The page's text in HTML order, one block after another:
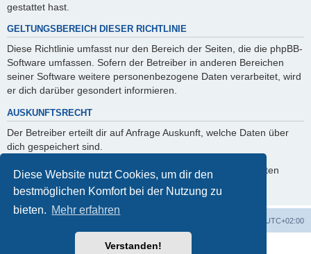
Diese Website nutzt Cookies, um dir den
bestmöglichen Komfort bei der Nutzung zu
bieten. Mehr erfahren
Verstanden!
gestattet hast.
GELTUNGSBEREICH DIESER RICHTLINIE
Diese Richtlinie umfasst nur den Bereich der Seiten, die die phpBB-
Software umfassen. Sofern der Betreiber in anderen Bereichen
seiner Software weitere personenbezogene Daten verarbeitet, wird
er dich darüber gesondert informieren.
AUSKUNFTSRECHT
Der Betreiber erteilt dir auf Anfrage Auskunft, welche Daten über
dich gespeichert sind.
Du kannst jederzeit die Löschung bzw. Sperrung deiner Daten
verlangen. Kontaktiere hierzu bitte den Betreiber.
UTC+02:00
Powered byphpBB® Forum Software © phpBB Limited